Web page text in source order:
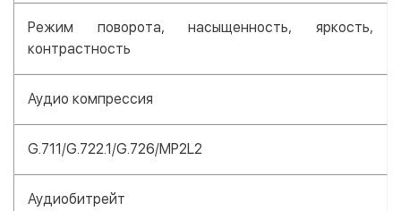
Режим поворота, насыщенность, яркость,
контрастность
Аудио компрессия
G.711/G.722.1/G.726/MP2L2
Аудиобитрейт